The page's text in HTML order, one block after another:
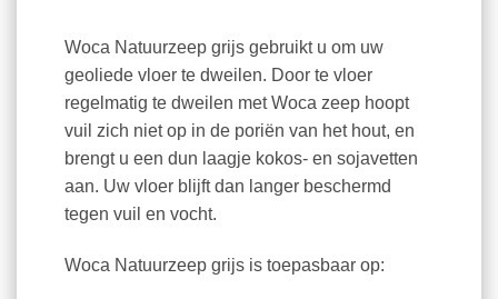
Woca Natuurzeep grijs gebruikt u om uw
geoliede vloer te dweilen. Door te vloer
regelmatig te dweilen met Woca zeep hoopt
vuil zich niet op in de poriën van het hout, en
brengt u een dun laagje kokos- en sojavetten
aan. Uw vloer blijft dan langer beschermd
tegen vuil en vocht.
Woca Natuurzeep grijs is toepasbaar op: